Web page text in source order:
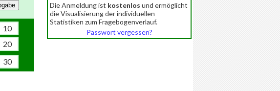
10
20
30
Die Anmeldung ist kostenlos und ermöglicht
die Visualisierung der individuellen
Statistiken zum Fragebogenverlauf.
Passwort vergessen?